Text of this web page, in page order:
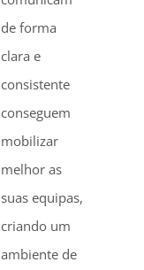
de forma
clara e
consistente
conseguem
mobilizar
melhor as
suas equipas,
criando um
ambiente de